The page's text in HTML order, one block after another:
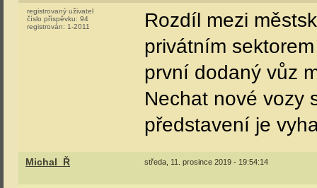
registrovaný uživatel
číslo příspěvku: 94
registrován: 1-2011
Rozdíl mezi
privátním
první dodaný vůz
Nechat nové vozy
představení je
Michal_Ř středa, 11. prosince 2019 - 19:54:14